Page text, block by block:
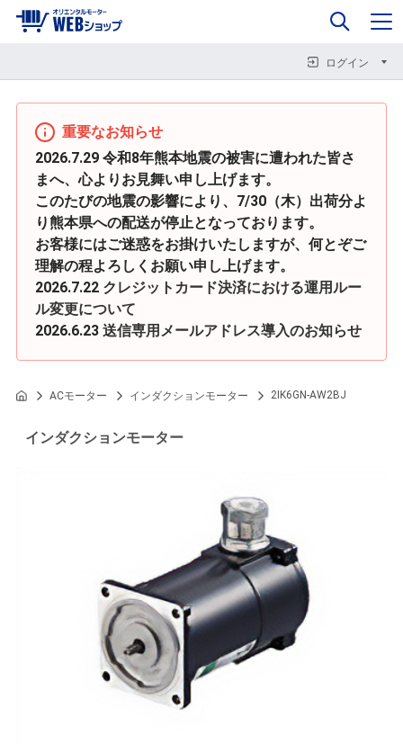
企業情報
ログイン
カート 0
重要なお知らせ
2026.7.29 令和8年熊本地震の被害に遭われた皆さ
まへ、心よりお見舞い申し上げます。
このたびの地震の影響により、7/30（木）出荷分よ
り熊本県への配送が停止となっております。
お客様にはご迷惑をお掛けいたしますが、何とぞご
理解の程よろしくお願い申し上げます。
2026.7.22 クレジットカード決済における運用ルー
ル変更について
2026.6.23 送信専用メールアドレス導入のお知らせ
ACモーター インダクションモーター 2IK6GN-AW2BJ
インダクションモーター